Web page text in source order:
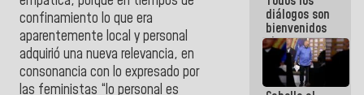
confinamiento lo que era
aparentemente local y personal
adquirió una nueva relevancia, en
consonancia con lo expresado por
las feministas “lo personal es
diálogos son
bienvenidos
siempre que
estén en el
marco de la
Constitución